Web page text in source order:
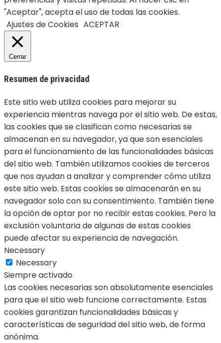
"Aceptar", acepta el uso de todas las cookies.
Ajustes de Cookies ACEPTAR
Cerrar
Resumen de privacidad
Este sitio web utiliza cookies para mejorar su
experiencia mientras navega por el sitio web. De estas,
las cookies que se clasifican como necesarias se
almacenan en su navegador, ya que son esenciales
para el funcionamiento de las funcionalidades básicas
del sitio web. También utilizamos cookies de terceros
que nos ayudan a analizar y comprender cómo utiliza
este sitio web. Estas cookies se almacenarán en su
navegador solo con su consentimiento. También tiene
la opción de optar por no recibir estas cookies. Pero la
exclusión voluntaria de algunas de estas cookies
puede afectar su experiencia de navegación.
Necessary
Necessary
Siempre activado
Las cookies necesarias son absolutamente esenciales
para que el sitio web funcione correctamente. Estas
cookies garantizan funcionalidades básicas y
características de seguridad del sitio web, de forma
anónima.